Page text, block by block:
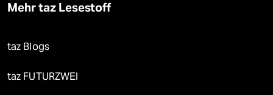
Mehr taz Lesestoff
taz Blogs
taz FUTURZWEI